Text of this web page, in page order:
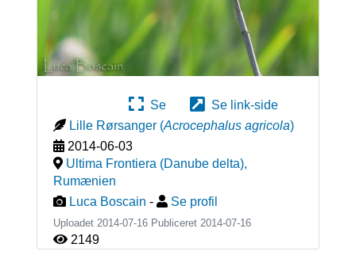
Se
Se link-side
Lille Rørsanger (Acrocephalus agricola)
2014-06-03
Ultima Frontiera (Danube delta),
Rumænien
Luca Boscain - Se profil
Uploadet 2014-07-16 Publiceret 2014-07-16
2149